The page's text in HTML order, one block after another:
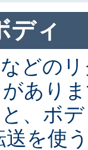
ディ
どの
あり
、ボ
送を使